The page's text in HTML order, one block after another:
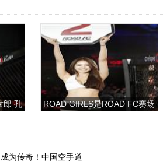
郎 孔
ROAD GIRLS是ROAD FC赛场
为传奇！中国空手道